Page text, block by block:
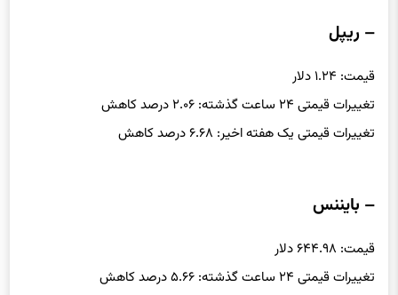
– ریپل
قیمت: ۱.۲۴ دلار
تغییرات قیمتی ۲۴ ساعت گذشته: ۲.۰۶ درصد کاهش
تغییرات قیمتی یک هفته اخیر: ۶.۶۸ درصد کاهش
– بایننس
قیمت: ۶۴۴.۹۸ دلار
تغییرات قیمتی ۲۴ ساعت گذشته: ۵.۶۶ درصد کاهش